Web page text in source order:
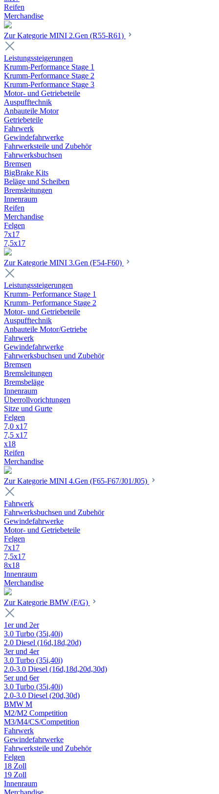
Reifen
Merchandise
Zur Kategorie MINI 2.Gen (R55-R61)
Leistungssteigerungen
Krumm-Performance Stage 1
Krumm-Performance Stage 2
Krumm-Performance Stage 3
Motor- und Getriebeteile
Auspufftechnik
Anbauteile Motor
Getriebeteile
Fahrwerk
Gewindefahrwerke
Fahrwerksteile und Zubehör
Fahrwerksbuchsen
Bremsen
BigBrake Kits
Beläge und Scheiben
Bremsleitungen
Innenraum
Reifen
Merchandise
Felgen
7x17
7,5x17
Zur Kategorie MINI 3.Gen (F54-F60)
Leistungssteigerungen
Krumm- Performance Stage 1
Krumm- Performance Stage 2
Motor- und Getriebeteile
Auspufftechnik
Anbauteile Motor/Getriebe
Fahrwerk
Gewindefahrwerke
Fahrwerksbuchsen und Zubehör
Bremsen
Bremsleitungen
Bremsbeläge
Innenraum
Überrollvorichtungen
Sitze und Gurte
Felgen
7,0 x17
7,5 x17
x18
Reifen
Merchandise
Zur Kategorie MINI 4.Gen (F65-F67/J01/J05)
Fahrwerk
Fahrwerksbuchsen und Zubehör
Gewindefahrwerke
Motor- und Getriebeteile
Felgen
7x17
7,5x17
8x18
Innenraum
Merchandise
Zur Kategorie BMW (F/G)
1er und 2er
3.0 Turbo (35i,40i)
2.0 Diesel (16d,18d,20d)
3er und 4er
3.0 Turbo (35i,40i)
2.0-3.0 Diesel (16d,18d,20d,30d)
5er und 6er
3.0 Turbo (35i,40i)
2.0-3.0 Diesel (20d,30d)
BMW M
M2/M2 Competition
M3/M4/CS/Competition
Fahrwerk
Gewindefahrwerke
Fahrwerksteile und Zubehör
Felgen
18 Zoll
19 Zoll
Innenraum
Merchandise